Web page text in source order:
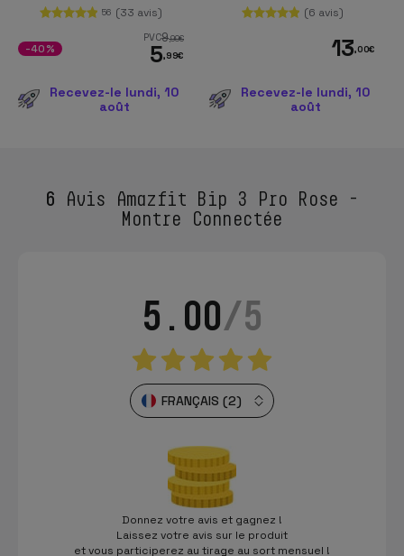
56 (33 avis)
PVC9,99€
5,99€
-40%
Recevez-le lundi, 10
août
(6 avis)
13,00€
Recevez-le lundi, 10
août
6 Avis Amazfit Bip 3 Pro Rose -
Montre Connectée
5.00/5
FRANÇAIS (2)
Donnez votre avis et gagnez !
Laissez votre avis sur le produit
et vous participerez au tirage au sort mensuel !